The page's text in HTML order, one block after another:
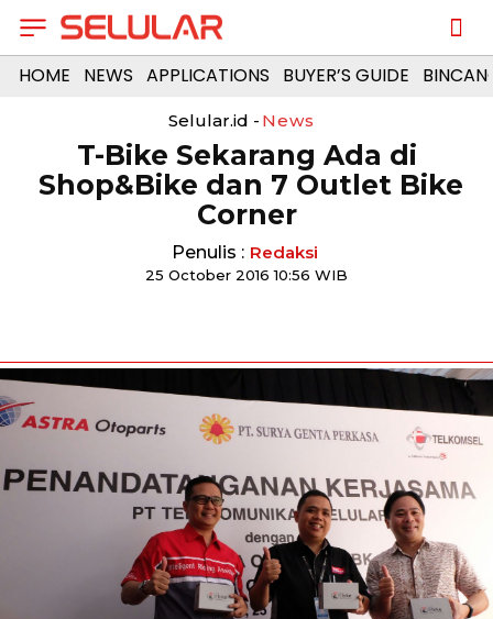
HOME NEWS APPLICATIONS BUYER’S GUIDE
Selular.id - News
T-Bike Sekarang Ada di
Shop&Bike dan 7 Outlet Bike
Corner
Penulis : Redaksi
25 October 2016 10:56 WIB